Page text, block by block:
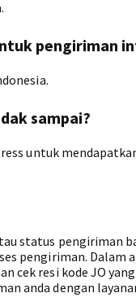
pengiriman
sampai?
untuk
status pengiriman
pengiriman. Dalam
cek resi kode JO
anda dengan